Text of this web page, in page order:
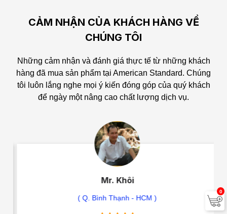
CẢM NHẬN CỦA KHÁCH HÀNG VỀ
CHÚNG TÔI
Những cảm nhận và đánh giá thực tế từ những khách
hàng đã mua sản phẩm tại American Standard. Chúng
tôi luôn lắng nghe mọi ý kiến đóng góp của quý khách
để ngày một nâng cao chất lượng dịch vụ.
Mr. Khôi
( Q. Bình Thạnh - HCM )
0